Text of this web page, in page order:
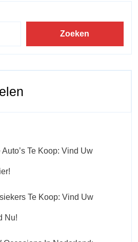
Zoeken
Te Koop: Vind Uw
Te Koop: Vind Uw
Nu!